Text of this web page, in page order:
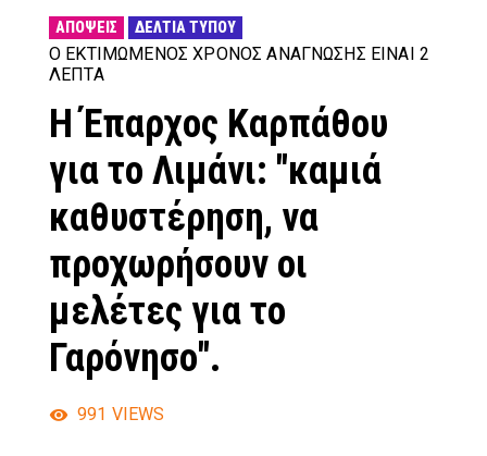
ΑΠΌΨΕΙΣ ΔΕΛΤΊΑ ΤΎΠΟΥ
Ο ΕΚΤΙΜΏΜΕΝΟΣ ΧΡΌΝΟΣ ΑΝΆΓΝΩΣΗΣ ΕΊΝΑΙ 2
ΛΕΠΤΆ
Η Έπαρχος Καρπάθου
για το Λιμάνι: "καμιά
καθυστέρηση, να
προχωρήσουν οι
μελέτες για το
Γαρόνησο".
991 VIEWS